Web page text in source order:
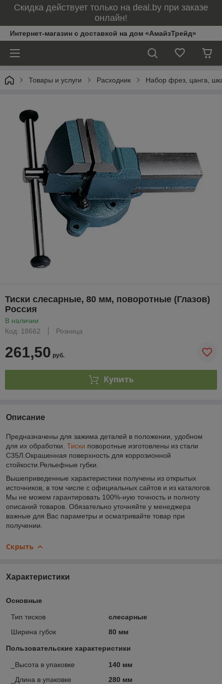
Скидка действует только на deal.by при заказе
онлайн!
Интернет-магазин с доставкой на дом «АмайзТрейд»
Товары и услуги Расходник Набор фрез, цанга,
Тиски слесарные, 80 мм, поворотные (Глазов)
Россия
В наличии
Код: 18662
Розница
261,50 руб.
Купить
Описание
Предназначены для зажима деталей в положении, удобном
для их обработки. Тиски поворотные изготовлены из стали
С35Л.Окрашенная поверхность для коррозионной
стойкости.Рельефные губки.
Вышеприведенные характеристики получены из открытых
источников, в том числе с официальных сайтов и из каталогов.
Мы не можем гарантировать 100%-ную точность и полноту
описаний товаров. Обязательно уточняйте у менеджера
важные для Вас параметры и осматривайте товар при
получении.
Скрыть
Характеристики
Основные
Тип тисков
слесарные
Ширина губок
80 мм
Пользовательские характеристики
_Высота в упаковке
140 мм
_Длина в упаковке
280 мм